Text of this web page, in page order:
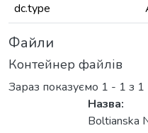
dc.type
Файли
Контейнер файлів
Зараз показуємо 1 - 1 з 1
Назва:
Boltianska